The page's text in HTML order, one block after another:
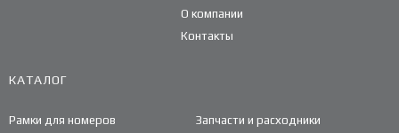
О компании
Контакты
КАТАЛОГ
Рамки для номеров Запчасти и расходники